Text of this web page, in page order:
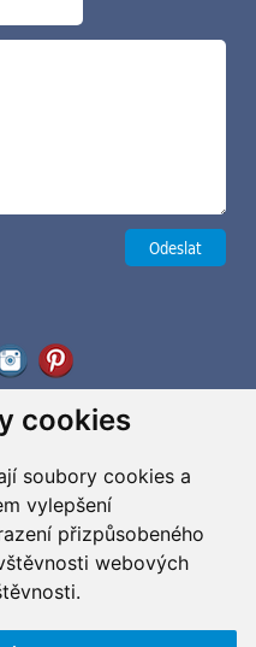
cookies
soubory cookies a
vylepšení
přizpůsobeného
webových